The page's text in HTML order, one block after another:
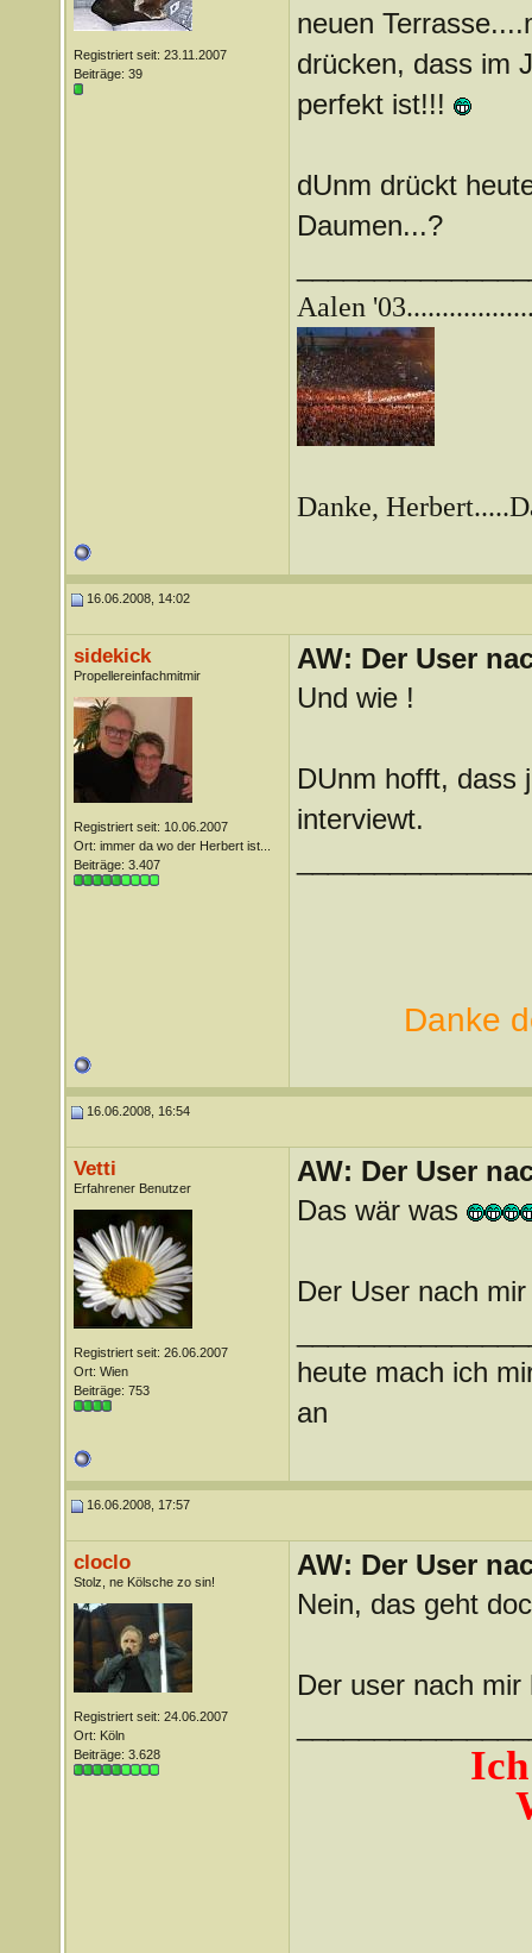
Registriert seit: 23.11.2007
Beiträge: 39
neuen
drücken, dass im
perfekt ist!!!
dUnm drückt
Daumen...?
Aalen
Danke,
16.06.2008, 14:02
sidekick
Propellereinfachmitmir
Registriert seit: 10.06.2007
Ort: immer da wo der Herbert ist...
Beiträge: 3.407
AW: Der User
Und wie !
DUnm hofft, dass
interviewt.
Danke
16.06.2008, 16:54
Vetti
Erfahrener Benutzer
Registriert seit: 26.06.2007
Ort: Wien
Beiträge: 753
AW: Der User
Das wär was
Der User nach
heute mach ich
an
16.06.2008, 17:57
cloclo
Stolz, ne Kölsche zo sin!
Registriert seit: 24.06.2007
Ort: Köln
Beiträge: 3.628
AW: Der User
Nein, das geht
Der user nach